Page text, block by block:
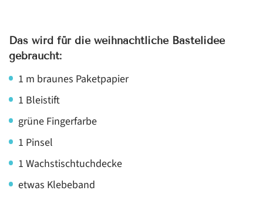
Das wird für die weihnachtliche Bastelidee
gebraucht:
1 m braunes Paketpapier
1 Bleistift
grüne Fingerfarbe
1 Pinsel
1 Wachstischtuchdecke
etwas Klebeband